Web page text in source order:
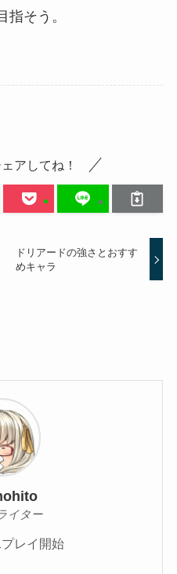
指そう。
アしてね！
ドリアードの強さとおすす
めキャラ
イター
レイ開始